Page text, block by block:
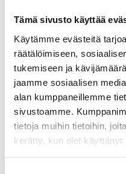
Tämä sivusto käyttää
Käytämme evästeitä
räätälöimiseen,
tukemiseen ja
jaamme sosiaalisen
alan kumppaneillemme
sivustoamme.
tietoja muihin tietoihin,
kerätty, kun olet käyttänyt
Kysy lisää:
Rautalammin
Rautalammin kirjasto
040 164 3000
Yksikkö